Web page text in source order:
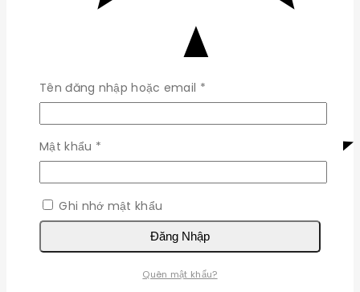
Tên đăng nhập hoặc email *Bắt
buộc
Mật khẩu *
buộc
Ghi nhớ mật khẩu
Đăng Nhập
Quên mật khẩu?